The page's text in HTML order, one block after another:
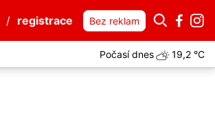
/ registrace Bez reklam
Počasí dnes 19,2 °C